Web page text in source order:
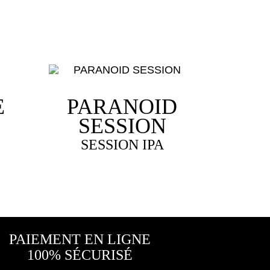
PARANOID
SESSION
SESSION IPA
PAIEMENT EN LIGNE
100% SÉCURISÉ